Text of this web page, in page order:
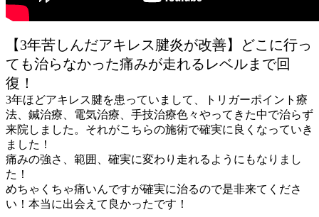
【3年苦しんだアキレス腱炎が改善】どこに行っ
ても治らなかった痛みが走れるレベルまで回
復！
3年ほどアキレス腱を患っていまして、トリガーポイント療
法、鍼治療、電気治療、手技治療色々やってきた中で治らず
来院しました。それがこちらの施術で確実に良くなっていき
ました！
痛みの強さ、範囲、確実に変わり走れるようにもなりまし
た！
めちゃくちゃ痛いんですが確実に治るので是非来てくださ
い！本当に出会えて良かったです！